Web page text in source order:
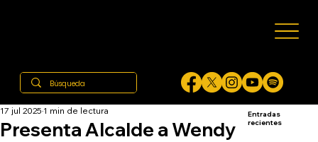
Presenta Alcalde a Wendy
17 jul 2025 1 min de lectura
Entradas
recientes